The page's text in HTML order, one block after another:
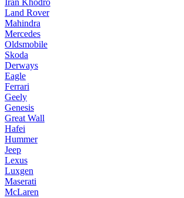
Iran Khodro
Land Rover
Mahindra
Mercedes
Oldsmobile
Skoda
Derways
Eagle
Ferrari
Geely
Genesis
Great Wall
Hafei
Hummer
Jeep
Lexus
Luxgen
Maserati
McLaren